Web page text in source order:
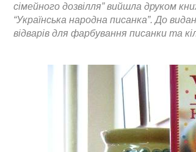
сімейного дозвілля” вийшла друком
“Українська народна писанка”. До
відварів для фарбування писанки та